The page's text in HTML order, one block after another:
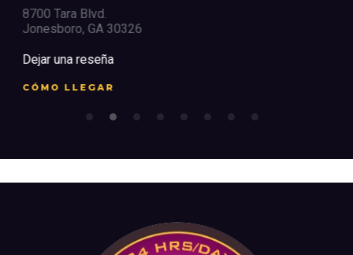
8700 Tara Blvd.
Jonesboro, GA 30326
Dejar una reseña
CÓMO LLEGAR